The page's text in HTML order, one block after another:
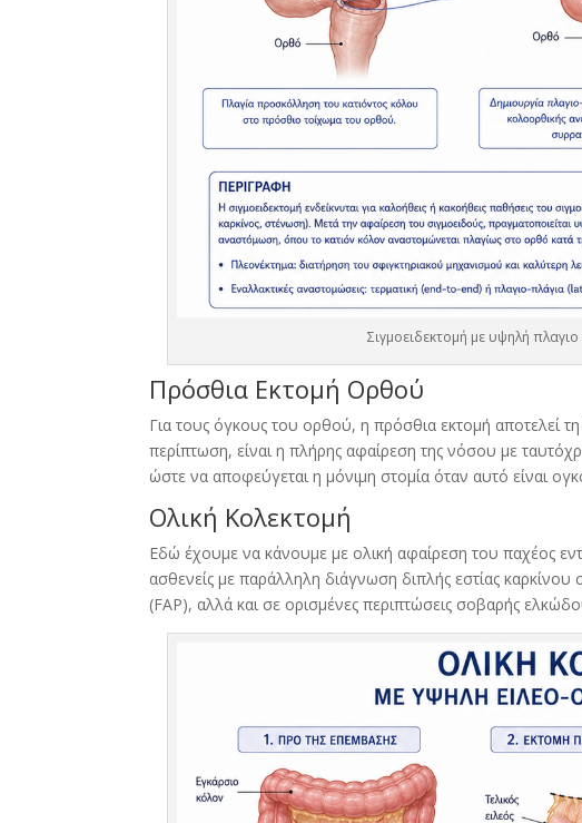
Σιγμοειδεκτομή με υψηλή
Πρόσθια Εκτομή Ορθού
Για τους όγκους του ορθού, η πρόσθια εκτομή αποτελεί
περίπτωση, είναι η πλήρης αφαίρεση της νόσου με
ώστε να αποφεύγεται η μόνιμη στομία όταν αυτό είναι
Ολική Κολεκτομή
Εδώ έχουμε να κάνουμε με ολική αφαίρεση του παχέος
ασθενείς με παράλληλη διάγνωση διπλής εστίας καρκίνου
(FAP), αλλά και σε ορισμένες περιπτώσεις σοβαρής